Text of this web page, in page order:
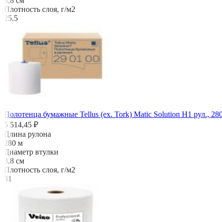
Плотность слоя, г/м2
25.5
Полотенца бумажные Tellus (ех. Tork) Matic Solution H1 рул.,
5 514,45 ₽
Длина рулона
280 м
Диаметр втулки
3,8 см
Плотность слоя, г/м2
31